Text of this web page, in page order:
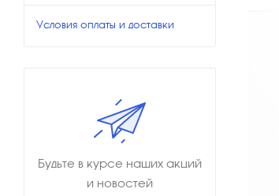
Условия оплаты и доставки
Будьте в курсе наших акций
и новостей